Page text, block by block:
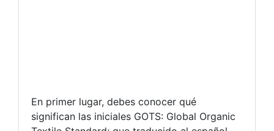
En primer lugar, debes conocer qué
significan las iniciales GOTS: Global Organic